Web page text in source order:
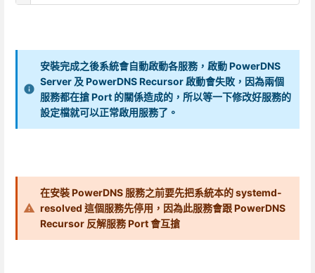
安裝完成之後系統會自動啟動各服務，啟動 PowerDNS
Server 及 PowerDNS Recursor 啟動會失敗，因為兩個
服務都在搶 Port 的關係造成的，所以等一下修改好服務的
設定檔就可以正常啟用服務了。
在安裝 PowerDNS 服務之前要先把系統本的 systemd-
resolved 這個服務先停用，因為此服務會跟 PowerDNS
Recursor 反解服務 Port 會互搶